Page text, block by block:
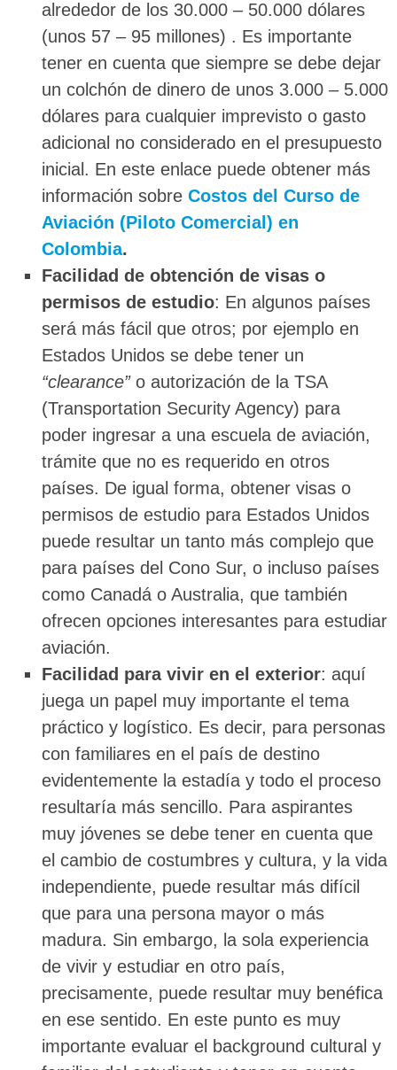
alrededor de los 30.000 – 50.000 dólares
(unos 57 – 95 millones) . Es importante
tener en cuenta que siempre se debe dejar
un colchón de dinero de unos 3.000 – 5.000
dólares para cualquier imprevisto o gasto
adicional no considerado en el presupuesto
inicial. En este enlace puede obtener más
información sobre Costos del Curso de
Aviación (Piloto Comercial) en
Colombia.
Facilidad de obtención de visas o
permisos de estudio: En algunos países
será más fácil que otros; por ejemplo en
Estados Unidos se debe tener un
“clearance”o autorización de la TSA
(Transportation Security Agency) para
poder ingresar a una escuela de aviación,
trámite que no es requerido en otros
países. De igual forma, obtener visas o
permisos de estudio para Estados Unidos
puede resultar un tanto más complejo que
para países del Cono Sur, o incluso países
como Canadá o Australia, que también
ofrecen opciones interesantes para estudiar
aviación.
Facilidad para vivir en el exterior: aquí
juega un papel muy importante el tema
práctico y logístico. Es decir, para personas
con familiares en el país de destino
evidentemente la estadía y todo el proceso
resultaría más sencillo. Para aspirantes
muy jóvenes se debe tener en cuenta que
el cambio de costumbres y cultura, y la vida
independiente, puede resultar más difícil
que para una persona mayor o más
madura. Sin embargo, la sola experiencia
de vivir y estudiar en otro país,
precisamente, puede resultar muy benéfica
en ese sentido. En este punto es muy
importante evaluar el background cultural y